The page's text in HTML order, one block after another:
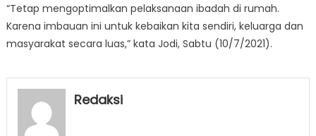
“Tetap mengoptimalkan pelaksanaan ibadah di rumah.
Karena imbauan ini untuk kebaikan kita sendiri, keluarga dan
masyarakat secara luas,” kata Jodi, Sabtu (10/7/2021).
Redaksi